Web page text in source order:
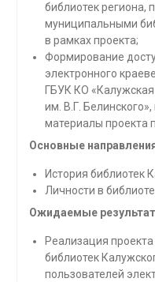
библиотек региона,
муниципальными
в рамках проекта;
Формирование
электронного
ГБУК КО
им. В.Г.
материалы проекта
Основные
История библиотек
Личности в
Ожидаемые
Реализация
библиотек
пользователей